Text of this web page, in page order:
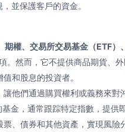
並保護客戶的資金。
期權、交易所交易基金（ETF）
然而，它不提供商品期貨、外
和股息的投資者。
他們通過購買權利或義務來對
基金，通常跟踪特定指數，提供
、債券和其他資產，實現風險